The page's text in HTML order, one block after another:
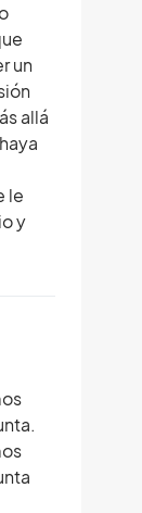
un
allá
le
y